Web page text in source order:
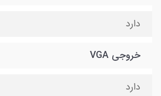
دارد
خروجی VGA
دارد